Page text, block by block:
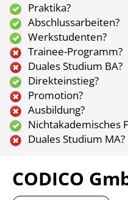
Praktika?
Abschlussarbeiten?
Werkstudenten?
Trainee-Programm?
Duales Studium BA?
Direkteinstieg?
Promotion?
Ausbildung?
Nichtakademisches
Duales Studium MA?
CODICO